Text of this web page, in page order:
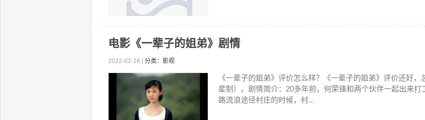
电影《一辈子的姐弟》剧情
2022-02-16 | 分类：影视
《一辈子的姐弟》评价怎么样？《一辈子的姐弟》评价还好，
星制）。剧情简介：20多年前，何荣锋和两个伙伴一起出来打
路流浪途径村庄的时候，村...